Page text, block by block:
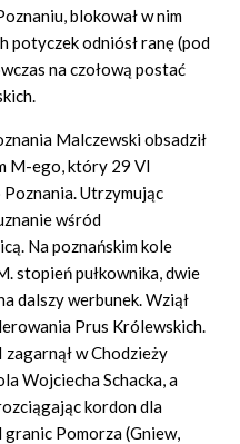
blokował w nim
potyczek odniósł ranę (pod
na czołową postać
Malczewski obsadził
M-ego, który 29 VI
Utrzymując
wśród
Na poznańskim kole
stopień pułkownika, dwie
dalszy werbunek. Wziął
Prus Królewskich.
w Chodzieży
Wojciecha Schacka, a
kordon dla
Pomorza (Gniew,